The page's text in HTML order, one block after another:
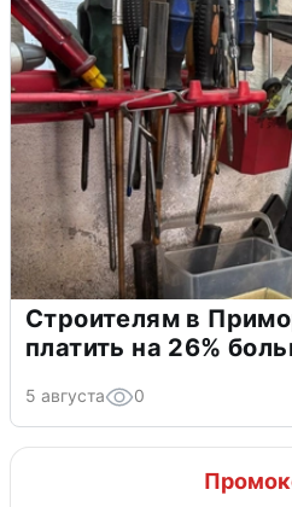
Строителям в
платить на 26%
5 августа 0